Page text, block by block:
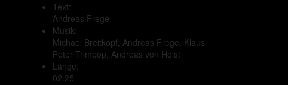
Text:
Andreas Frege
Musik:
Michael Breitkopf, Andreas Frege, Klaus
Peter Trimpop, Andreas von Holst
Länge:
02:25